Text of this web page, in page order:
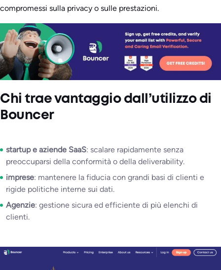
compromessi sulla privacy o sulle prestazioni.
Chi trae vantaggio dall’utilizzo di
Bouncer
startup e aziende SaaS: scalare rapidamente senza
preoccuparsi della conformità o della deliverability.
imprese: mantenere la fiducia con grandi basi di clienti e
rigide politiche interne sui dati.
Agenzie: gestione sicura ed efficiente di più elenchi di
clienti.